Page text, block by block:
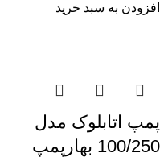
افزودن به سبد خرید
پمپ اتابلوک مدل
100/250 بهارپمپ